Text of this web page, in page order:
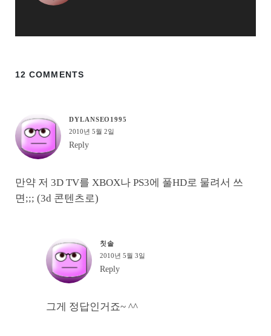
12 COMMENTS
DYLANSEO1995
2010년 5월 2일
Reply
만약 저 3D TV를 XBOX나 PS3에 풀HD로 물려서 쓰
면;;; (3d 콘텐츠로)
칫솔
2010년 5월 3일
Reply
그게 정답인거죠~ ^^